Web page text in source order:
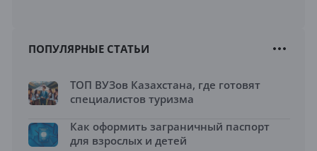
ПОПУЛЯРНЫЕ СТАТЬИ
ТОП ВУЗов Казахстана, где готовят
специалистов туризма
Как оформить заграничный паспорт
для взрослых и детей